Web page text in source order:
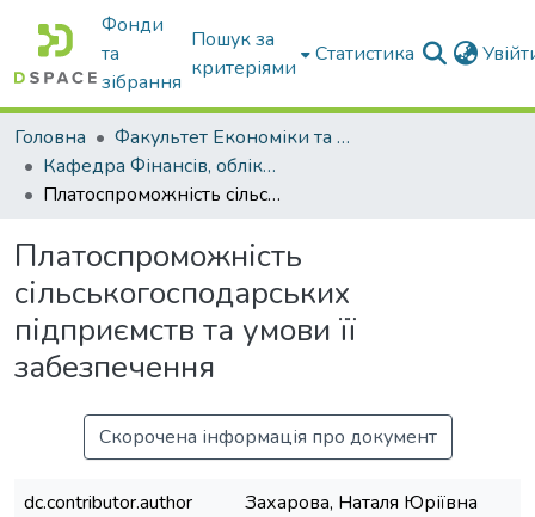
Фонди
та
зібрання
Пошук за
критеріями
Статистика
Головна
Факультет Економіки та бізнесу
Кафедра Фінансів, обліку і оподаткування
Платоспроможність сільськогосподарських підприємств та умови її забезпечення
Платоспроможність
сільськогосподарських
підприємств та умови її
забезпечення
Скорочена інформація про документ
dc.contributor.author
Захарова, Наталя Юріївна